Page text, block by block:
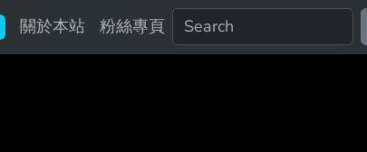
關於本站 粉絲專頁